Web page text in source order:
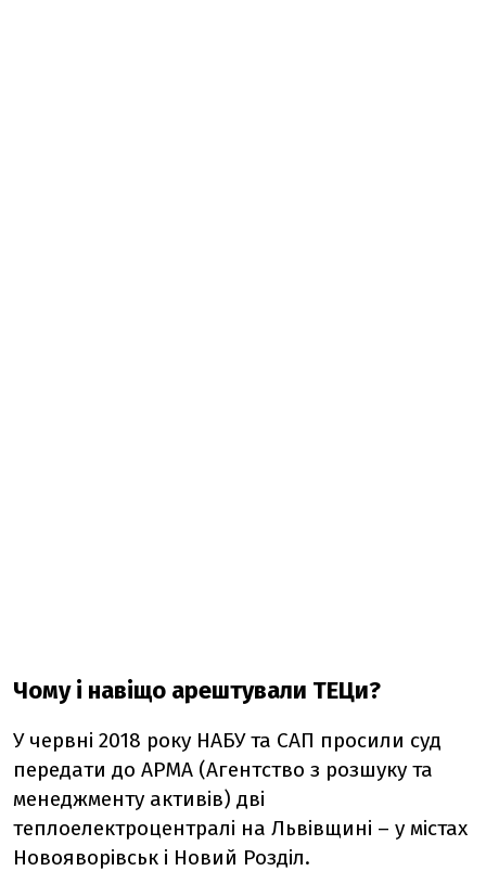
Чому і навіщо арештували ТЕЦи?
У червні 2018 року НАБУ та САП просили суд
передати до АРМА (Агентство з розшуку та
менеджменту активів) дві
теплоелектроцентралі на Львівщині – у містах
Новояворівськ і Новий Розділ.